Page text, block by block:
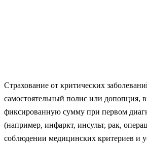
Страхование от критических
самостоятельный полис или допопция,
фиксированную сумму при первом
(например, инфаркт, инсульт, рак,
соблюдении медицинских критериев и